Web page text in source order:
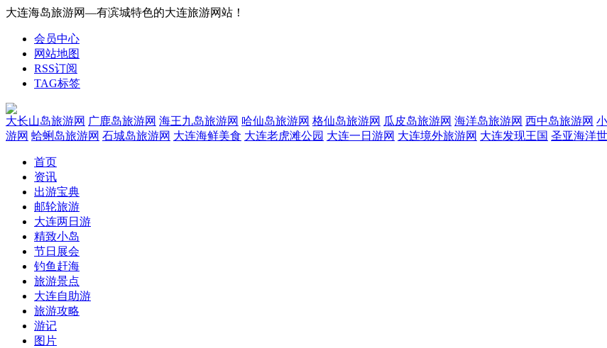
大连海岛旅游网—有滨城特色的大连旅游网站！
会员中心
网站地图
RSS订阅
TAG标签
大长山岛旅游网 广鹿岛旅游网 海王九岛旅游网 哈仙岛旅游网 格仙岛旅游网 瓜皮岛旅游网 海洋岛旅游网 西中岛旅游网
游网 蛤蜊岛旅游网 石城岛旅游网 大连海鲜美食 大连老虎滩公园 大连一日游网 大连境外旅游网 大连发现王国 圣亚海洋
首页
资讯
出游宝典
邮轮旅游
大连两日游
精致小岛
节日展会
钓鱼赶海
旅游景点
大连自助游
旅游攻略
游记
图片